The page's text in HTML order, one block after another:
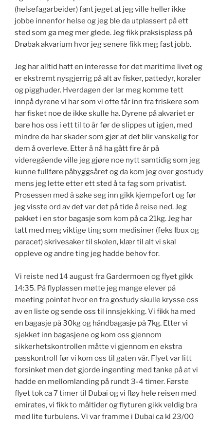
(helsefagarbeider) fant jeget at jeg ville heller ikke
jobbe innenfor helse og jeg ble da utplassert på ett
sted som ga meg mer glede. Jeg fikk praksisplass på
Drøbak akvarium hvor jeg senere fikk meg fast jobb.
Jeg har alltid hatt en interesse for det maritime livet og
er ekstremt nysgjerrig på alt av fisker, pattedyr, koraler
og pigghuder. Hverdagen der lar meg komme tett
innpå dyrene vi har som vi ofte får inn fra friskere som
har fisket noe de ikke skulle ha. Dyrene på akvariet er
bare hos oss i ett til to år før de slippes ut igjen, med
mindre de har skader som gjør at det blir vanskelig for
dem å overleve. Etter å nå ha gått fire år på
videregående ville jeg gjøre noe nytt samtidig som jeg
kunne fullføre påbyggsåret og da kom jeg over gostudy
mens jeg lette etter ett sted å ta fag som privatist.
Prosessen med å søke seg inn gikk kjempefort og før
jeg visste ord av det var det på tide å reise ned. Jeg
pakket i en stor bagasje som kom på ca 21kg. Jeg har
tatt med meg viktige ting som medisiner (feks Ibux og
paracet) skrivesaker til skolen, klær til alt vi skal
oppleve og andre ting jeg hadde behov for.
Vi reiste ned 14 august fra Gardermoen og flyet gikk
14:35. På flyplassen møtte jeg mange elever på
meeting pointet hvor en fra gostudy skulle krysse oss
av en liste og sende oss til innsjekking. Vi fikk ha med
en bagasje på 30kg og håndbagasje på 7kg. Etter vi
sjekket inn bagasjene og kom oss gjennom
sikkerhetskontrollen måtte vi gjennom en ekstra
passkontroll før vi kom oss til gaten vår. Flyet var litt
forsinket men det gjorde ingenting med tanke på at vi
hadde en mellomlanding på rundt 3-4 timer. Første
flyet tok ca 7 timer til Dubai og vi fløy hele reisen med
emirates, vi fikk to måltider og flyturen gikk veldig bra
med lite turbulens. Vi var framme i Dubai ca kl 23/00